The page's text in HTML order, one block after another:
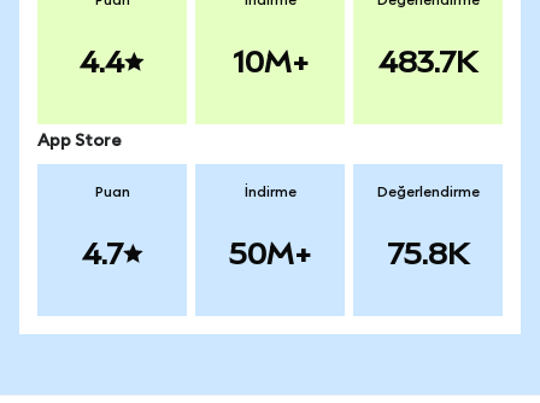
4.4 10M+ 483.7K
App Store
Puan
4.7
İndirme
50M+
Değerlendirme
75.8K